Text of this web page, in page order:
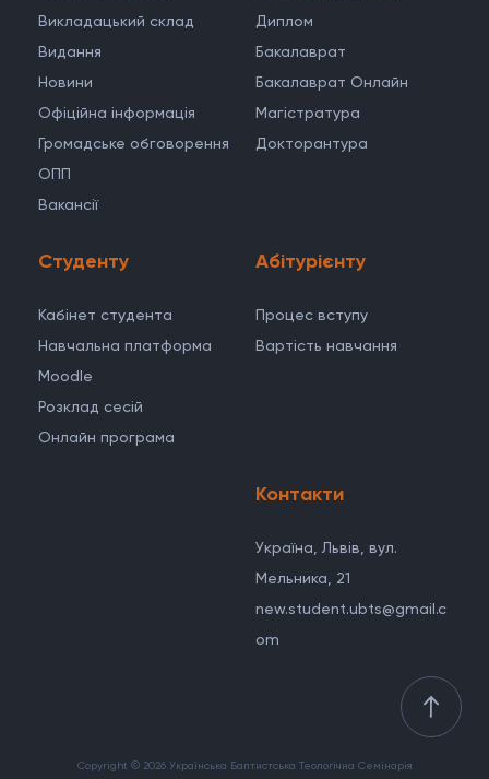
Викладацький склад
Видання
Новини
Офіційна інформація
Громадське обговорення
ОПП
Вакансії
Диплом
Бакалаврат
Бакалаврат Онлайн
Магістратура
Докторантура
Студенту
Кабінет студента
Навчальна платформа
Moodle
Розклад сесій
Онлайн програма
Абітурієнту
Процес вступу
Вартість навчання
Контакти
Україна, Львів, вул.
Мельника, 21
new.student.ubts@gmail.c
om
Copyright © 2026 Українська Баптистська Теологічна Семінарія